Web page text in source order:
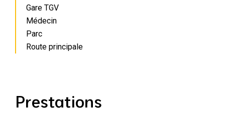
Gare TGV
Médecin
Parc
Route principale
Prestations